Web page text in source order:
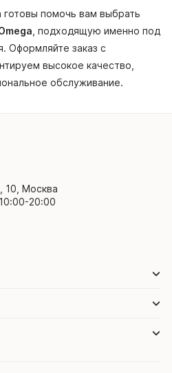
помочь вам выбрать
, подходящую именно под
Оформляйте заказ с
высокое качество,
обслуживание.
10, Москва
20:00